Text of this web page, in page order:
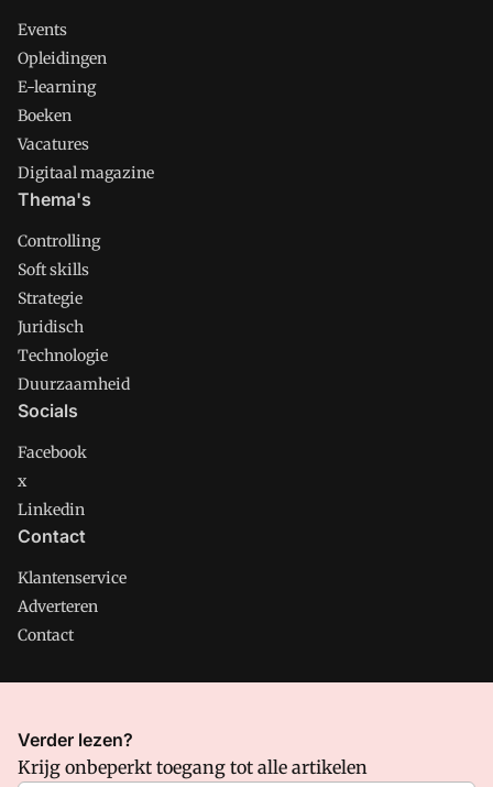
Events
Opleidingen
E-learning
Boeken
Vacatures
Digitaal magazine
Thema's
Controlling
Soft skills
Strategie
Juridisch
Technologie
Duurzaamheid
Socials
Facebook
x
Linkedin
Contact
Klantenservice
Adverteren
Contact
CMweb is onderdeel van VMN media. Lees in
waar VMN media voor staat. Op gebruik van deze site zijn de
Verder lezen?
Krijg onbeperkt toegang tot alle artikelen